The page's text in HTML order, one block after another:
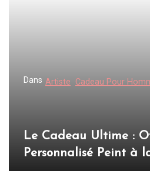
Dans Artiste Cadeau Pour
Le Cadeau Ultime :
Personnalisé Peint à